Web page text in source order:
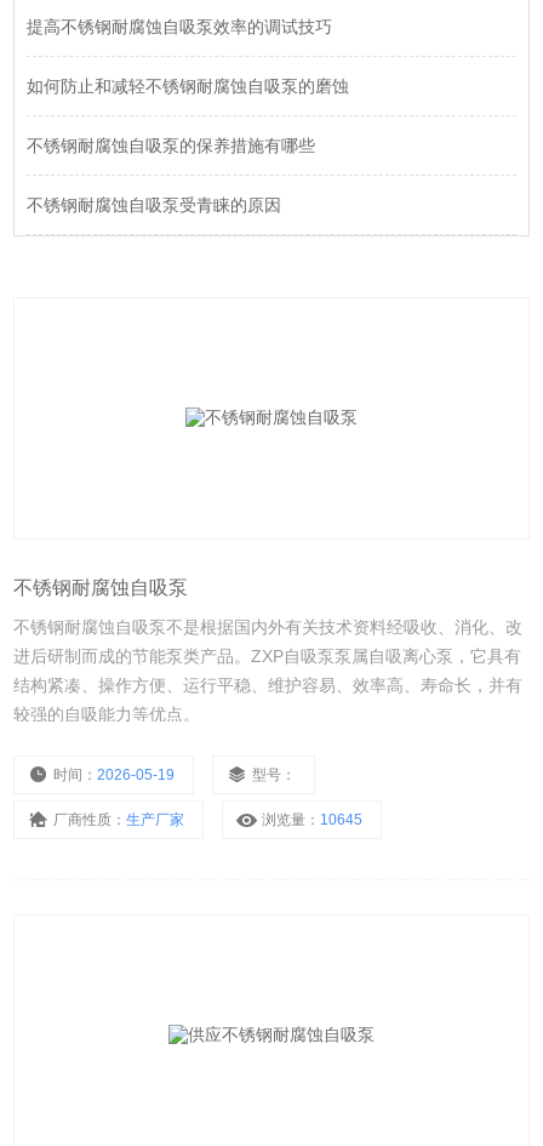
提高不锈钢耐腐蚀自吸泵效率的调试技巧
如何防止和减轻不锈钢耐腐蚀自吸泵的磨蚀
不锈钢耐腐蚀自吸泵的保养措施有哪些
不锈钢耐腐蚀自吸泵受青睐的原因
不锈钢耐腐蚀自吸泵
不锈钢耐腐蚀自吸泵不是根据国内外有关技术资料经吸收、消化、改
进后研制而成的节能泵类产品。ZXP自吸泵泵属自吸离心泵，它具有
结构紧凑、操作方便、运行平稳、维护容易、效率高、寿命长，并有
较强的自吸能力等优点。
时间：2026-05-19 型号：
厂商性质：生产厂家 浏览量： 10645